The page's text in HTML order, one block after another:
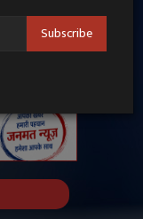
Subscribe